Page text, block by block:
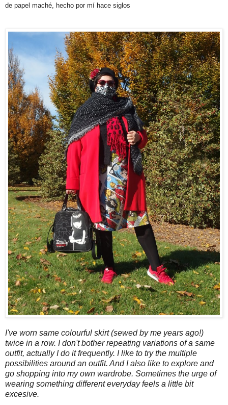
de papel maché, hecho por mí hace siglos
I've worn same colourful skirt (sewed by me years ago!)
twice in a row. I don't bother repeating variations of a same
outfit, actually I do it frequently. I like to try the multiple
possibilities around an outfit. And I also like to explore and
go shopping into my own wardrobe. Sometimes the urge of
wearing something different everyday feels a little bit
excesive.